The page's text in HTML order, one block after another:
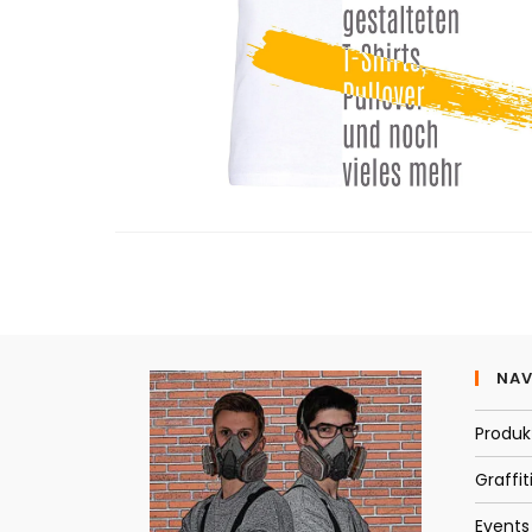
Graffiti
Events